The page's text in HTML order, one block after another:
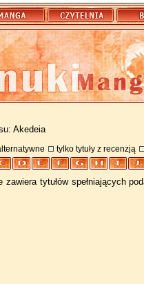
Akedeia
tylko tytuły z recenzją
zawiera tytułów spełniających